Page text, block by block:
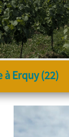
à Erquy (22)